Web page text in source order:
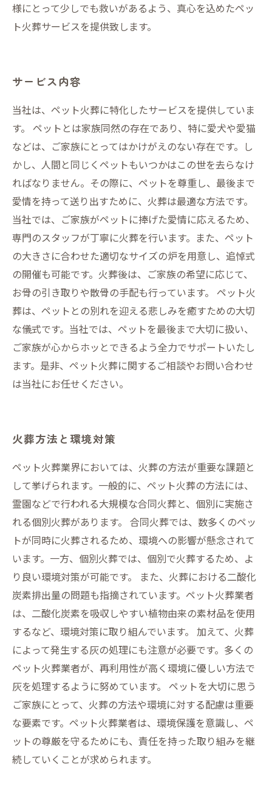
様にとって少しでも救いがあるよう、真心を込めたペッ
ト火葬サービスを提供致します。
サービス内容
当社は、ペット火葬に特化したサービスを提供していま
す。 ペットとは家族同然の存在であり、特に愛犬や愛猫
などは、ご家族にとってはかけがえのない存在です。し
かし、人間と同じくペットもいつかはこの世を去らなけ
ればなりません。その際に、ペットを尊重し、最後まで
愛情を持って送り出すために、火葬は最適な方法です。
当社では、ご家族がペットに捧げた愛情に応えるため、
専門のスタッフが丁寧に火葬を行います。また、ペット
の大きさに合わせた適切なサイズの炉を用意し、追悼式
の開催も可能です。火葬後は、ご家族の希望に応じて、
お骨の引き取りや散骨の手配も行っています。 ペット火
葬は、ペットとの別れを迎える悲しみを癒すための大切
な儀式です。当社では、ペットを最後まで大切に扱い、
ご家族が心からホッとできるよう全力でサポートいたし
ます。是非、ペット火葬に関するご相談やお問い合わせ
は当社にお任せください。
火葬方法と環境対策
ペット火葬業界においては、火葬の方法が重要な課題と
して挙げられます。一般的に、ペット火葬の方法には、
霊園などで行われる大規模な合同火葬と、個別に実施さ
れる個別火葬があります。 合同火葬では、数多くのペッ
トが同時に火葬されるため、環境への影響が懸念されて
います。一方、個別火葬では、個別で火葬するため、よ
り良い環境対策が可能です。 また、火葬における二酸化
炭素排出量の問題も指摘されています。ペット火葬業者
は、二酸化炭素を吸収しやすい植物由来の素材品を使用
するなど、環境対策に取り組んでいます。 加えて、火葬
によって発生する灰の処理にも注意が必要です。多くの
ペット火葬業者が、再利用性が高く環境に優しい方法で
灰を処理するように努めています。 ペットを大切に思う
ご家族にとって、火葬の方法や環境に対する配慮は重要
な要素です。ペット火葬業者は、環境保護を意識し、ペ
ットの尊厳を守るためにも、責任を持った取り組みを継
続していくことが求められます。